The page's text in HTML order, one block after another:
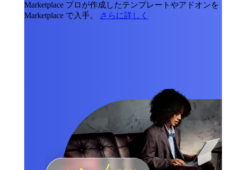
Marketplace プロが作成したテンプレートやアドオンを
Marketplace で入手。
さらに詳しく